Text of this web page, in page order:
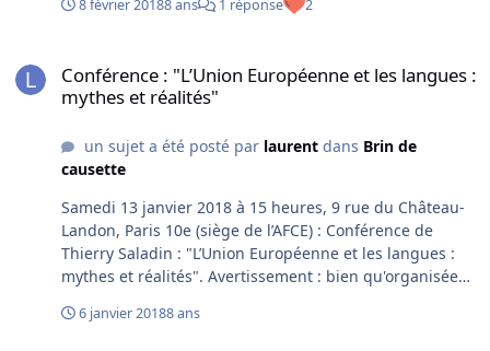
8 février 20188 ans 1 réponse 2
Conférence : "L’Union Européenne et les langues :
mythes et réalités"
un sujet a été posté par laurentdans Brin de
causette
Samedi 13 janvier 2018 à 15 heures, 9 rue du Château-
Landon, Paris 10e (siège de l’AFCE) : Conférence de
Thierry Saladin : "L’Union Européenne et les langues :
mythes et réalités". Avertissement : bien qu'organisée
l’Union Européenne et de ses langues, AUCUNEMENT de
6 janvier 20188 ans